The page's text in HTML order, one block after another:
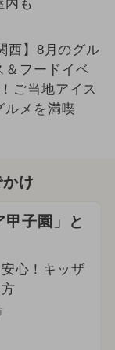
内も
西】8月のグル
＆フードイベ
ご当地アイス
ルメを満喫
け
甲子園」と
心！キッザ